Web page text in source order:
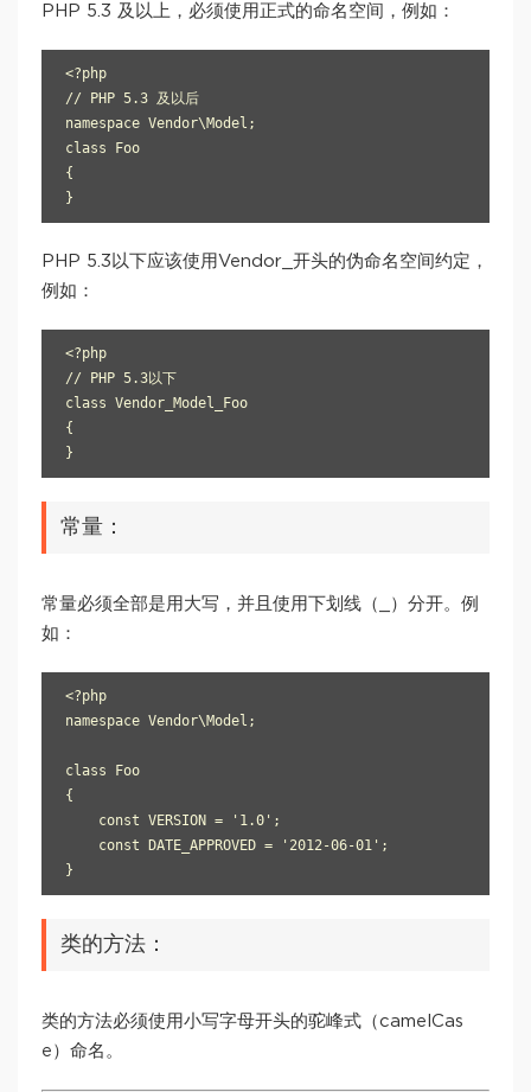
PHP 5.3 及以上，必须使用正式的命名空间，例如：
<?php
// PHP 5.3 及以后
namespace Vendor\Model;
class Foo
{
PHP 5.3以下应该使用Vendor_开头的伪命名空间约定，
例如：
<?php
// PHP 5.3以下
class Vendor_Model_Foo
{
常量：
常量必须全部是用大写，并且使用下划线（_）分开。例
如：
<?php
namespace Vendor\Model;
class Foo
{
    const VERSION = '1.0';
    const DATE_APPROVED = '2012-06-01';
类的方法：
类的方法必须使用小写字母开头的驼峰式（camelCas
e）命名。